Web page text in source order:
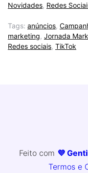
Novidades, Redes
Tags: anúncios,
marketing, Jornada
Redes sociais, TikTok
Feito com 💜
Termos e